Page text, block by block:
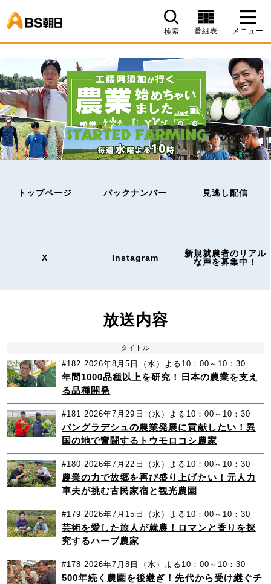
検索 番組表 メニュー
トップページ バックナンバー 見逃し配信
X Instagram
新規就農者のリアル
な声を募集中！
放送内容
タイトル
#182 2026年8月5日（水）よる10：00～10：30
年間1000品種以上を研究！日本の農業を支え
る品種開発
#181 2026年7月29日（水）よる10：00～10：30
バングラデシュの農業発展に貢献したい！異
国の地で奮闘するトウモロコシ農家
#180 2026年7月22日（水）よる10：00～10：30
農業の力で故郷を再び盛り上げたい！元人力
車夫が挑む古民家宿と観光農園
#179 2026年7月15日（水）よる10：00～10：30
芸術を愛した旅人が就農！ロマンと香りを探
究するハーブ農家
#178 2026年7月8日（水）よる10：00～10：30
500年続く農園を後継ぎ！先代から受け継ぐチ